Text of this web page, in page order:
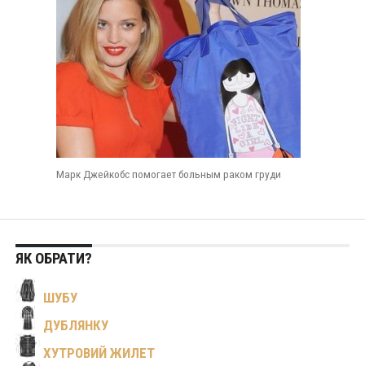
Марк Джейкобс помогает больным раком груди
ЯК ОБРАТИ?
ШУБУ
ДУБЛЯНКУ
ХУТРОВИЙ ЖИЛЕТ